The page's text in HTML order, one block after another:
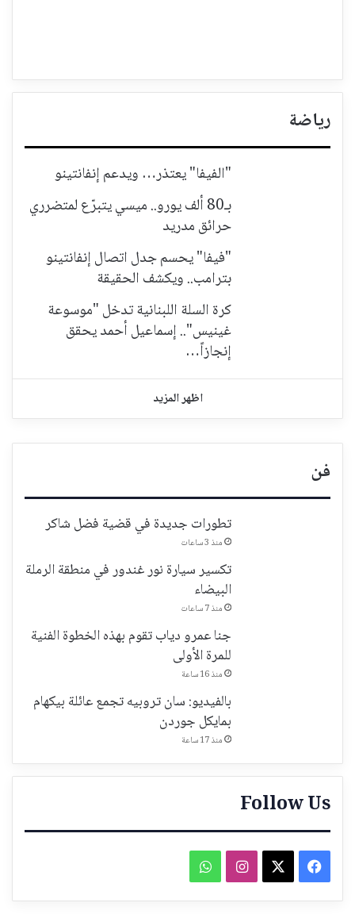
رياضة
"الفيفا" يعتذر… ويدعم إنفانتينو
بـ80 ألف يورو.. ميسي يتبرّع لمتضرري
حرائق مدريد
"فيفا" يحسم جدل اتصال إنفانتينو
بترامب.. ويكشف الحقيقة
كرة السلة اللبنانية تدخل "موسوعة
غينيس".. إسماعيل أحمد يحقق
إنجازاً…
اظهر المزيد
فن
تطورات جديدة في قضية فضل شاكر
منذ 3 ساعات
تكسير سيارة نور غندور في منطقة الرملة
البيضاء
منذ 7 ساعات
جنا عمرو دياب تقوم بهذه الخطوة الفنية
للمرة الأولى
منذ 16 ساعة
بالفيديو: سان تروبيه تجمع عائلة بيكهام
بمايكل جوردن
منذ 17 ساعة
Follow Us
فيسبوك انستقرامواتساب